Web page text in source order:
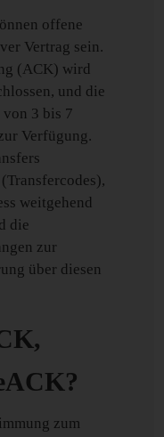
offene
Vertrag sein.
(ACK) wird
und die
3 bis 7
Verfügung.
weitgehend
die
zur
über diesen
zum